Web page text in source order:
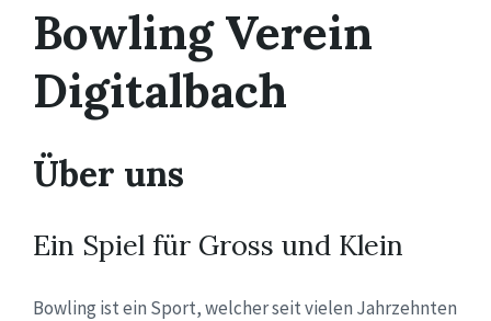
Bowling Verein
Digitalbach
Über uns
Ein Spiel für Gross und Klein
Bowling ist ein Sport, welcher seit vielen Jahrzehnten